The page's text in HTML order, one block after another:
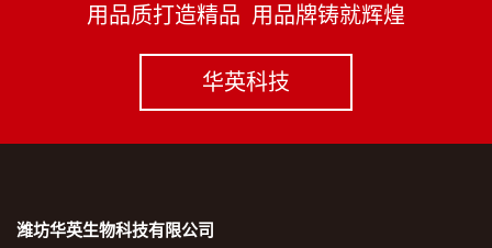
用品质打造精品 用品牌铸就辉煌
华英科技
潍坊华英生物科技有限公司